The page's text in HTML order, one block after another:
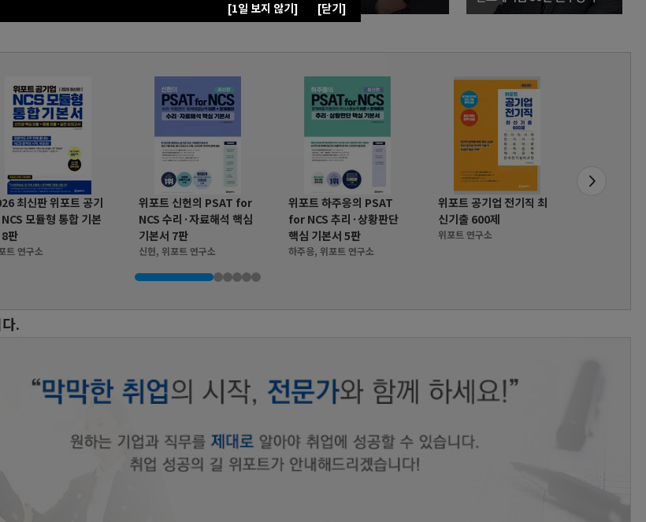
최신판 위포트 공기
모듈형 통합 기본
판
트 연구소
위포트 신헌의 PSAT for
NCS 수리·자료해석 핵심
기본서 7판
신헌, 위포트 연구소
위포트 하주응의 PSAT
for NCS 추리·상황판단
핵심 기본서 5판
하주응, 위포트 연구소
위포트 공기업 전기직 최
신기출 600제
위포트 연구소
.